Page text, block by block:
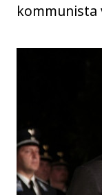
kommunista